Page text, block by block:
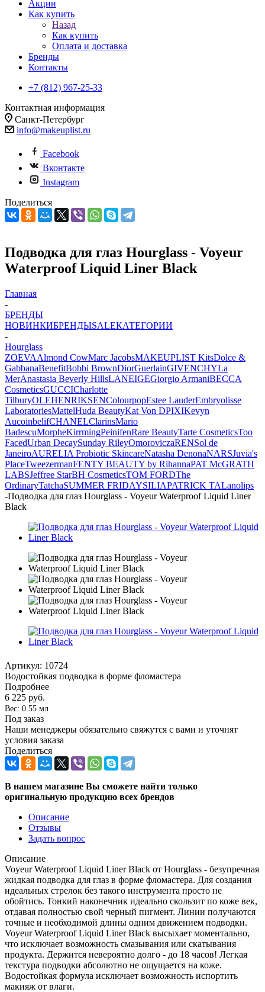
Акции
Как купить
Назад
Как купить
Оплата и доставка
Бренды
Контакты
+7 (812) 967-25-33
Контактная информация
Санкт-Петербург
info@makeuplist.ru
Facebook
Вконтакте
Instagram
Поделиться
Подводка для глаз Hourglass - Voyeur
Waterproof Liquid Liner Black
Главная
-
БРЕНДЫ
НОВИНКИБРЕНДЫSALEКАТЕГОРИИ
-
Hourglass
ZOEVAAlmond CowMarc JacobsMAKEUPLIST KitsDolce &
GabbanaBenefitBobbi BrownDiorGuerlainGIVENCHYLa
MerAnastasia Beverly HillsLANEIGEGiorgio ArmaniBECCA
CosmeticsGUCCICharlotte
TilburyOLEHENRIKSENColourpopEstee LauderEmbryolisse
LaboratoriesMattelHuda BeautyKat Von DPIXIKevyn
AucoinbelifCHANELClarinsMario
BadescuMorpheKirrmingPeinifenRare BeautyTarte CosmeticsToo
FacedUrban DecaySunday RileyOmoroviczaRENSol de
JaneiroAURELIA Probiotic SkincareNatasha DenonaNARSJuvia's
PlaceTweezermanFENTY BEAUTY by RihannaPAT McGRATH
LABSJeffree StarBH CosmeticsTOM FORDThe
OrdinaryTatchaSUMMER FRIDAYSILIAPATRICK TALanolips
-Подводка для глаз Hourglass - Voyeur Waterproof Liquid Liner
Black
Артикул: 10724
Водостойкая подводка в форме фломастера
Подробнее
6 225 руб.
Вес: 0.55 мл
Под заказ
Наши менеджеры обязательно свяжутся с вами и уточнят
условия заказа
Поделиться
В нашем магазине Вы сможете найти только
оригинальную продукцию всех брендов
Описание
Отзывы
Задать вопрос
Описание
Voyeur Waterproof Liquid Liner Black от Hourglass - безупречная
жидкая подводка для глаз в форме фломастера. Для создания
идеальных стрелок без такого инструмента просто не
обойтись. Тонкий наконечник идеально скользит по коже век,
отдавая полностью свой черный пигмент. Линии получаются
точные и необходимой длины одним движением подводки.
Voyeur Waterproof Liquid Liner Black высыхает моментально,
что исключает возможность смазывания или скатывания
продукта. Держится невероятно долго - до 18 часов! Легкая
текстура подводки абсолютно не ощущается на коже.
Водостойкая формула исключает возможность испортить
макияж от влаги.